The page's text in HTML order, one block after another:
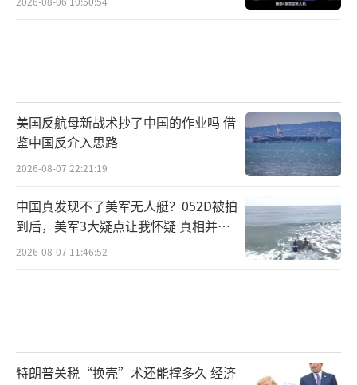
美国反航母新战术抄了中国的作业吗 借
鉴中国反介入思路
2026-08-07 22:21:19
中国真发现不了美军无人艇？052D被拍
到后，美军3大疑点让我怀疑 真相并非
如此
2026-08-07 11:46:52
特朗普关税“换壳”术还能撑多久 经济